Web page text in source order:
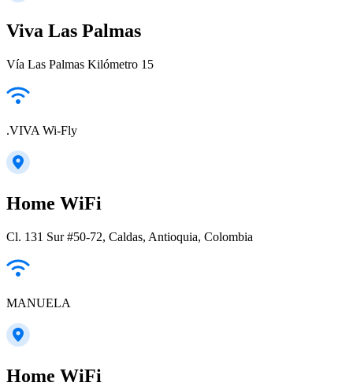
Viva Las Palmas
Vía Las Palmas Kilómetro 15
.VIVA Wi-Fly
Home WiFi
Cl. 131 Sur #50-72, Caldas, Antioquia, Colombia
MANUELA
Home WiFi